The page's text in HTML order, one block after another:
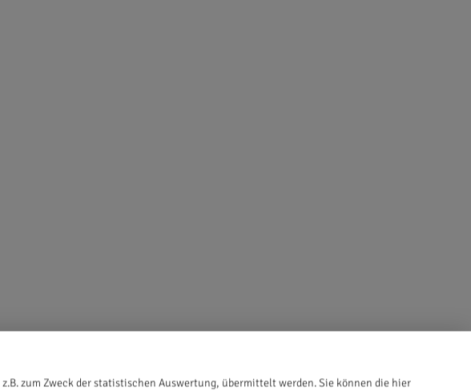
zum Zweck der statistischen Auswertung, übermittelt werden. Sie können die hier